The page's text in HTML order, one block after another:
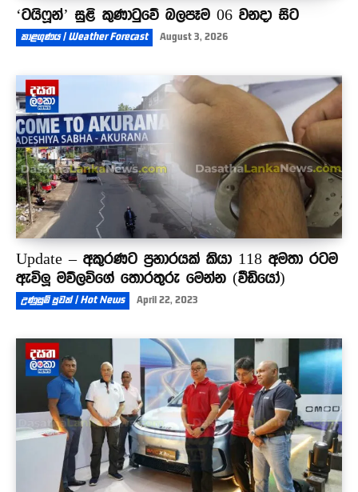
‘ටයිෆූන්’ සුළි කුණාටුවේ බලපෑම 06 වනදා සිට
කාළගුණය | Weather Forecast August 3, 2026
Update – අකුරණට ප්‍රහාරයක් කියා 118 අමතා රටම
ඇවිලූ මව්ලවිගේ තොරතුරු මෙන්න (වීඩියෝ)
උණුසුම් පුවත් | Hot News April 22, 2023